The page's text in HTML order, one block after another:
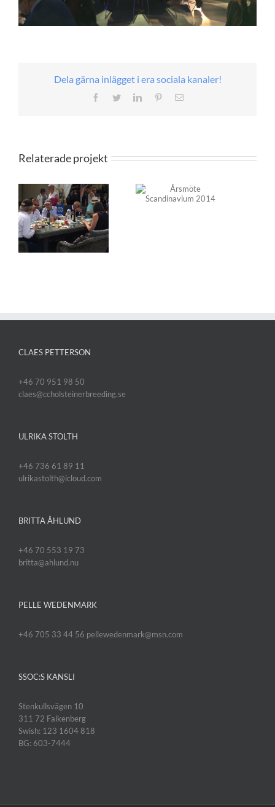
Dela gärna inlägget i era sociala kanaler!
FacebookTwitterLinkedInPinterest
Relaterade projekt
Årsmöte
Scandinavium
2014
CLAES PETTERSON
+46 70 951 98 50
claes@ccholsteinerbreeding.se
ULRIKA STOLTH
+46 736 61 89 11
ulrikastolth@icloud.com
BRITTA ÅHLUND
+46 70 553 19 73
britta@ahlund.nu
PELLE WEDENMARK
+46 705 33 44 56 pellewedenmark@msn.com
SSOC:S KANSLI
Stenkullsvägen 10
311 72 Falkenberg
Swish: 123 1604 818
BG: 603-7444